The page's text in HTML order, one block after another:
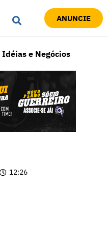
ANUNCIE
Idéias e Negócios
12:26